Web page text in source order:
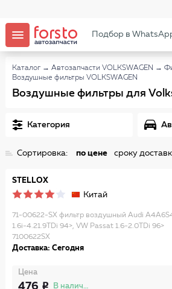
Подбор в
Каталог → Автозапчасти VOLKSWAGEN →
Воздушные фильтры VOLKSWAGEN
Воздушные фильтры для
Категория
Сортировка: по цене сроку
STELLOX
Китай
71-00622-SX фильтр воздушный Audi
1.6i-4.21.9TDi 94>, VW Passat 1.6-2.0TDi 96>
7100622SX
Доставка: Сегодня
Цена
476 В наличии